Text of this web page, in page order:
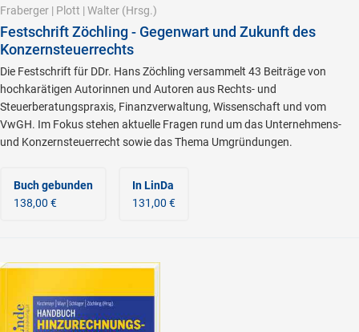
Fraberger | Plott | Walter (Hrsg.)
Festschrift Zöchling - Gegenwart und Zukunft des
Konzernsteuerrechts
Die Festschrift für DDr. Hans Zöchling versammelt 43 Beiträge von
hochkarätigen Autorinnen und Autoren aus Rechts- und
Steuerberatungspraxis, Finanzverwaltung, Wissenschaft und vom
VwGH. Im Fokus stehen aktuelle Fragen rund um das Unternehmens-
und Konzernsteuerrecht sowie das Thema Umgründungen.
Buch gebunden
138,00 €
In LinDa
131,00 €